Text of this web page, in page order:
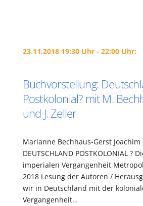
23.11.2018 19:30 Uhr - 22:00 Uhr:
Buchvorstellung:
Postkolonial? mit M.
und J. Zeller
Marianne Bechhaus-Gerst Joachim
DEUTSCHLAND POSTKOLONIAL ?
imperialen Vergangenheit
2018 Lesung der Autoren /
wir in Deutschland mit der
Vergangenheit…